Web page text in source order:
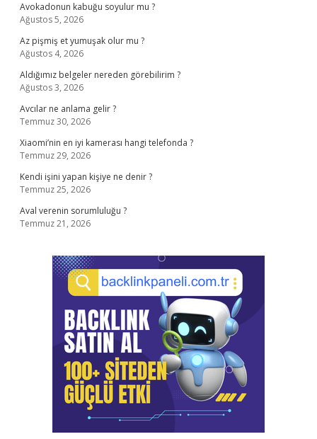
Avokadonun kabuğu soyulur mu ?
Ağustos 5, 2026
Az pişmiş et yumuşak olur mu ?
Ağustos 4, 2026
Aldığımız belgeler nereden görebilirim ?
Ağustos 3, 2026
Avcılar ne anlama gelir ?
Temmuz 30, 2026
Xiaomi’nin en iyi kamerası hangi telefonda ?
Temmuz 29, 2026
Kendi işini yapan kişiye ne denir ?
Temmuz 25, 2026
Aval verenin sorumluluğu ?
Temmuz 21, 2026